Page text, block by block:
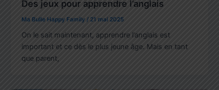
Des jeux pour apprendre l’anglais
Ma Bulle Happy Family / 21 mai 2025
On le sait maintenant, apprendre l’anglais est
important et ce dès le plus jeune âge. Mais en tant
que parent,